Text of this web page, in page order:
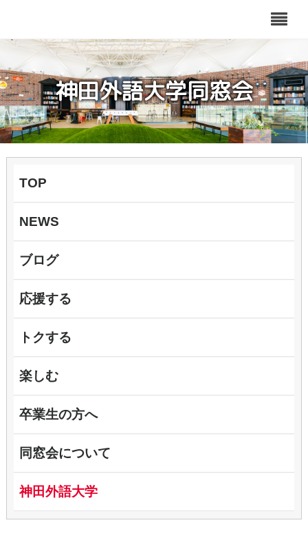
神田外語大学同窓会
TOP
NEWS
ブログ
応援する
トクする
楽しむ
卒業生の方へ
同窓会について
神田外語大学